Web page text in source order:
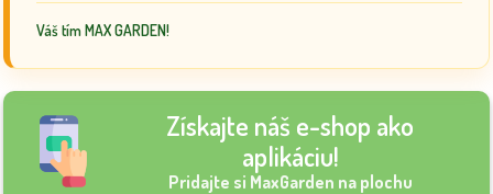
Váš tím MAX GARDEN!
Získajte náš e-shop ako
aplikáciu!
Pridajte si MaxGarden na plochu